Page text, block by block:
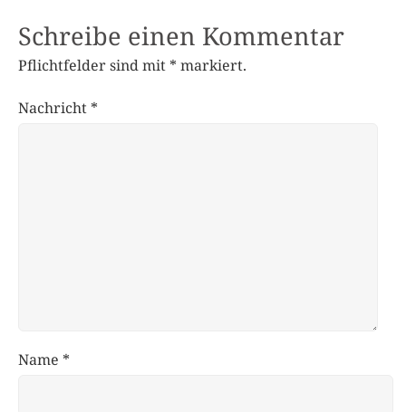
Schreibe einen Kommentar
Pflichtfelder sind mit * markiert.
Nachricht *
Name *